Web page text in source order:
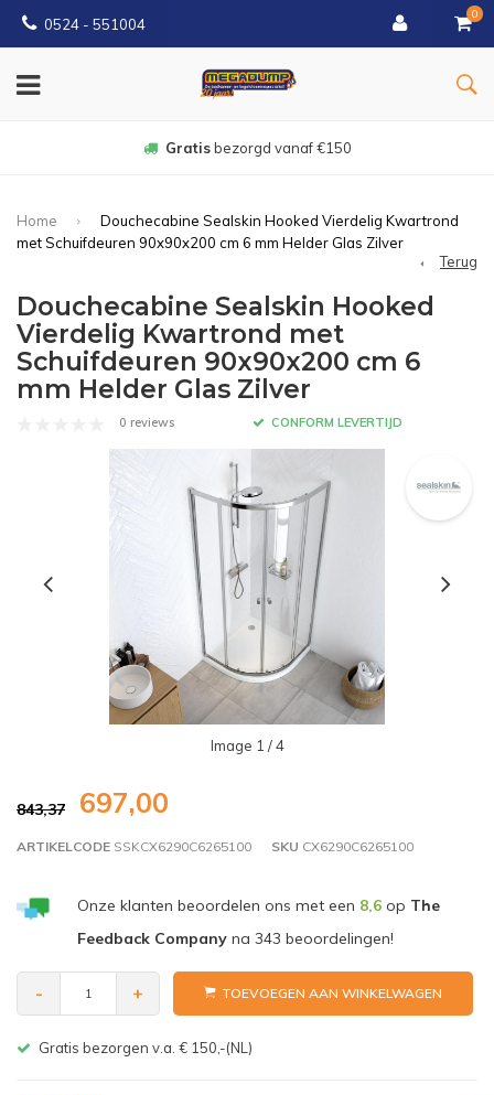
0524 - 551004
0
Gratisbezorgd vanaf €150
Home
Douchecabine Sealskin Hooked Vierdelig Kwartrond
met Schuifdeuren 90x90x200 cm 6 mm Helder Glas Zilver
Terug
Douchecabine Sealskin Hooked
Vierdelig Kwartrond met
Schuifdeuren 90x90x200 cm 6
mm Helder Glas Zilver
0 reviews CONFORM LEVERTIJD
Image 1 / 4
843,37 697,00
ARTIKELCODE SSKCX6290C6265100 SKU CX6290C6265100
Onze klanten beoordelen ons met een 8,6op The
Feedback Companyna 343 beoordelingen!
- + TOEVOEGEN AAN WINKELWAGEN
Gratis bezorgen v.a. € 150,-(NL)